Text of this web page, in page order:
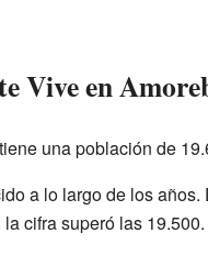
Vive en
una población de
a lo largo de los
cifra superó las 19.500.